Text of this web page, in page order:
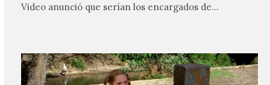
Video anunció que serían los encargados de